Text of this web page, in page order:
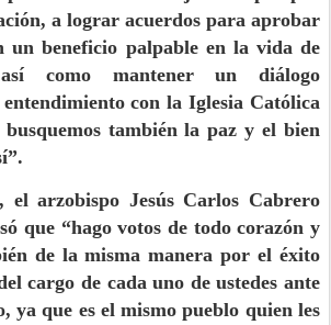
a lograr acuerdos para aprobar
un beneficio palpable en la vida de
como mantener un diálogo
con la Iglesia Católica
también la paz y el bien
arzobispo Jesús Carlos Cabrero
que “hago votos de todo corazón y
de la misma manera por el éxito
cargo de cada uno de ustedes ante
ya que es el mismo pueblo quien les